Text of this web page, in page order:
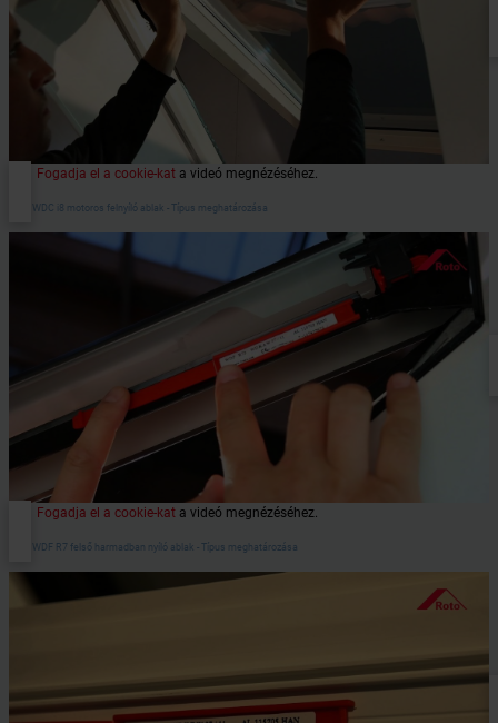
Fogadja el a cookie-kat a videó megnézéséhez.
Roto WDC i8 motoros felnyíló ablak - Típus meghatározása
Fogadja el a cookie-kat a videó megnézéséhez.
Roto WDF R7 felső harmadban nyíló ablak - Típus meghatározása